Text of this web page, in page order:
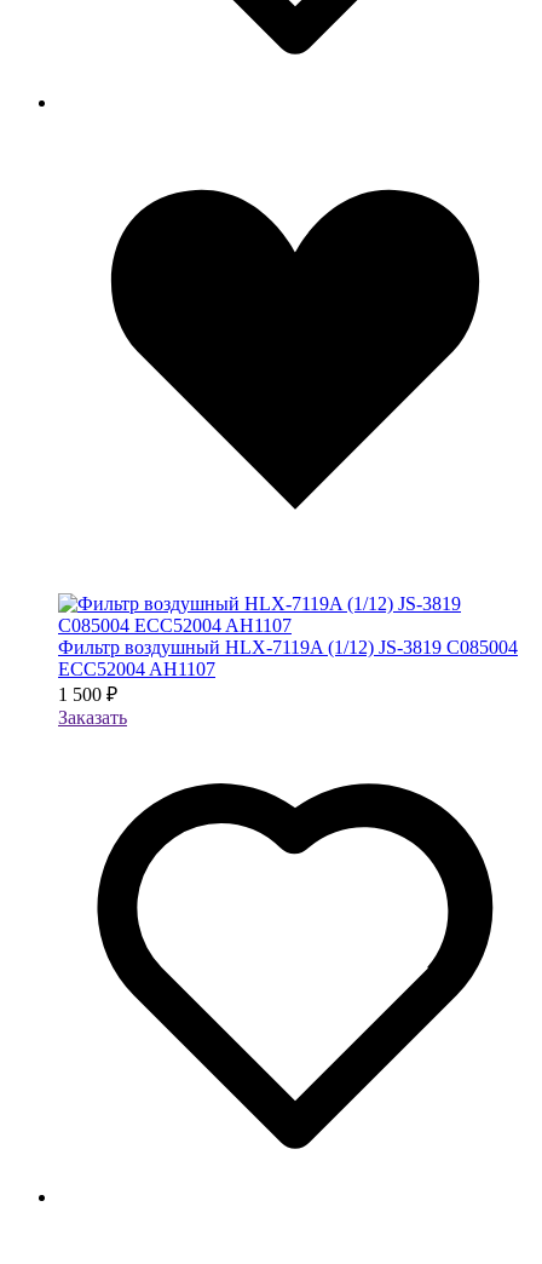
Фильтр воздушный HLX-7119A (1/12) JS-3819 C085004
ECC52004 AH1107
1 500 ₽
Заказать